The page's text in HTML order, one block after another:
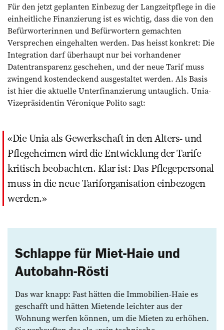
Für den jetzt geplanten Einbezug der Langzeitpflege in die
einheitliche Finanzierung ist es wichtig, dass die von den
Befürworterinnen und Befürwortern gemachten
Versprechen eingehalten werden. Das heisst konkret: Die
Integration darf überhaupt nur bei vorhandener
Datentransparenz geschehen, und der neue Tarif muss
zwingend kostendeckend ausgestaltet werden. Als Basis
ist hier die aktuelle Unterfinanzierung untauglich. Unia-
Vizepräsidentin Véronique Polito sagt:
Die Unia als Gewerkschaft in den Alters- und
Pflegeheimen wird die Entwicklung der Tarife
kritisch beobachten. Klar ist: Das Pflegepersonal
muss in die neue Tariforganisation einbezogen
werden.
Schlappe für Miet-Haie und
Autobahn-Rösti
Das war knapp: Fast hätten die Immobilien-Haie es
geschafft und hätten Mietende leichter aus der
Wohnung werfen können, um die Mieten zu erhöhen.